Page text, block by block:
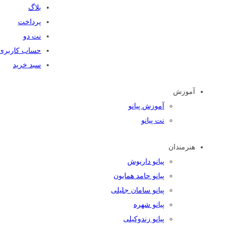
بلاگ
پرداخت
نت دو
حساب
سبد خرید
آموزش
آموزش پیانو
نت پیانو
هنرمندان
پیانو داریوش
پیانو حامد همایون
پیانو سامان جلیلی
پیانو شهره
پیانو زندوکیلی